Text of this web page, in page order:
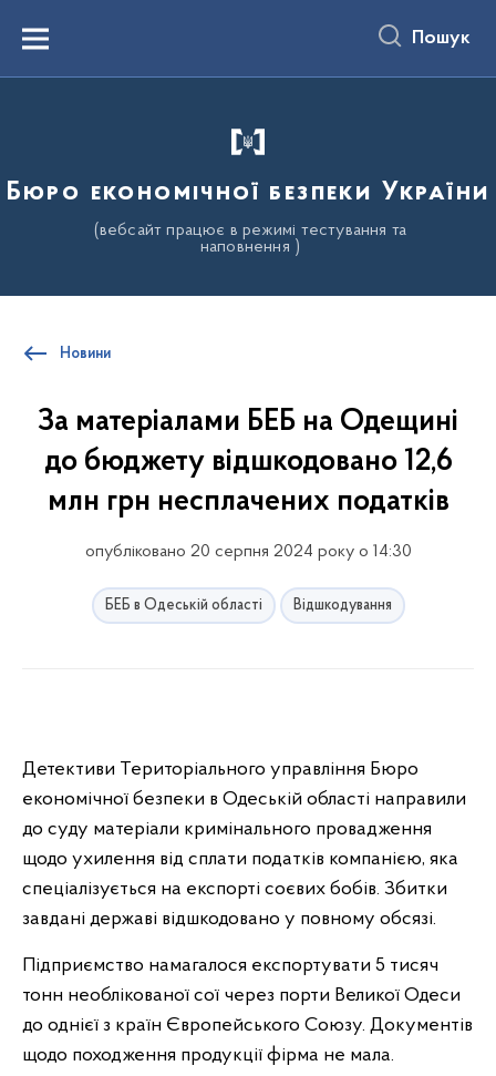
вмістуMenu Пошук
Бюро економічної безпеки України
(вебсайт працює в режимі тестування та
наповнення )
Новини
За матеріалами БЕБ на Одещині
до бюджету відшкодовано 12,6
млн грн несплачених податків
опубліковано 20 серпня 2024 року о 14:30
БЕБ в Одеській області Відшкодування
Детективи Територіального управління Бюро
економічної безпеки в Одеській області направили
до суду матеріали кримінального провадження
щодо ухилення від сплати податків компанією, яка
спеціалізується на експорті соєвих бобів. Збитки
завдані державі відшкодовано у повному обсязі.
Підприємство намагалося експортувати 5 тисяч
тонн необлікованої сої через порти Великої Одеси
до однієї з країн Європейського Союзу. Документів
щодо походження продукції фірма не мала.